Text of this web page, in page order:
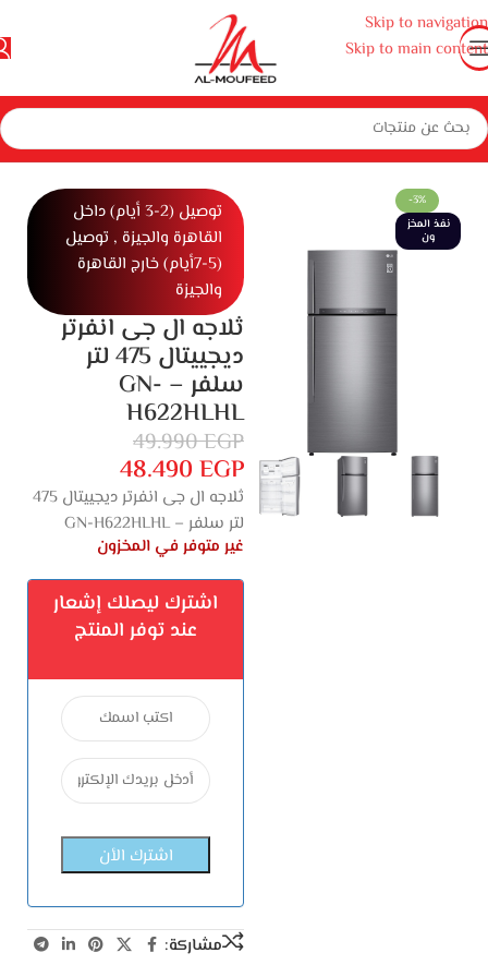
Skip to navigation
Skip to main content
المنزل أجهزة منزلية كبيرة ثلاجات وديب فريزر ومبردات ثلاجات ثلاجة 2 باب
-3%
نفذ المخز
ون
توصيل (2-3 أيام) داخل
القاهرة والجيزة , توصيل
(5-7أيام) خارج القاهرة
والجيزة
ثلاجه ال جى انفرتر
ديجييتال 475 لتر
سلفر – GN-
H622HLHL
49.990EGP
48.490 EGP
ثلاجه ال جى انفرتر ديجييتال 475
لتر سلفر – GN-H622HLHL
غير متوفر في المخزون
اشترك ليصلك إشعار
عند توفر المنتج
مشاركة: